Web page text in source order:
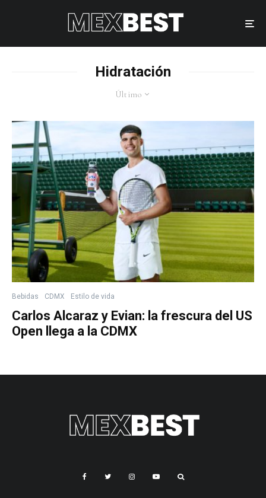
Hidratación
Último
Bebidas CDMX Estilo de vida
Carlos Alcaraz y Evian: la frescura del US
Open llega a la CDMX